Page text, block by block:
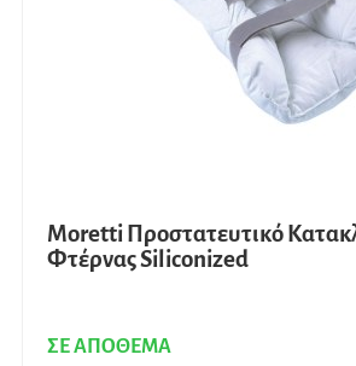
Moretti Προστατευτικό
Φτέρνας Siliconized
ΣΕ ΑΠΟΘΕΜΑ